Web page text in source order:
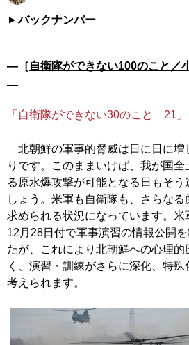
バックナンバー
―［自衛隊ができない100のこと／
―
「自衛隊ができない30のこと 21」
北朝鮮の軍事的脅威は日に日に増
りです。このままいけば、我が国全
る原水爆攻撃が可能となる日もそう
しょう。米軍も自衛隊も、さらなる
求められる状況になっています。米
12月28日付で軍事演習の情報公開
たが、これにより北朝鮮への心理的
く、演習・訓練がさらに深化、特殊
考えられます。